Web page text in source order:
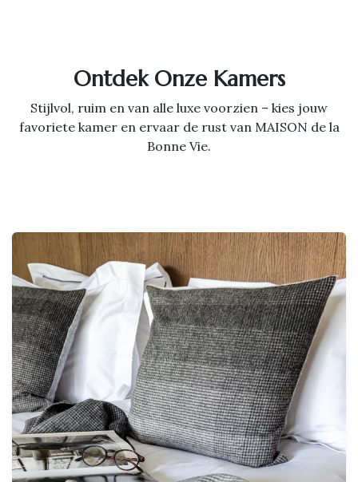
Ontdek Onze Kamers
Stijlvol, ruim en van alle luxe voorzien – kies jouw
favoriete kamer en ervaar de rust van MAISON de la
Bonne Vie.